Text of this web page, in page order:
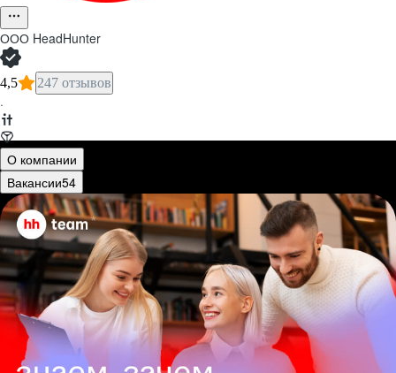
ООО HeadHunter
4,5 247 отзывов
·
О компании
Вакансии54